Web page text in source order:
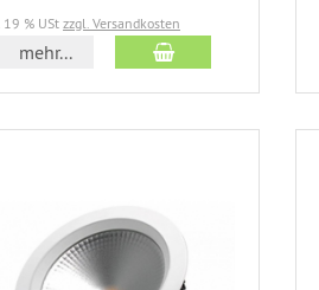
% USt zzgl. Versandkosten
mehr...